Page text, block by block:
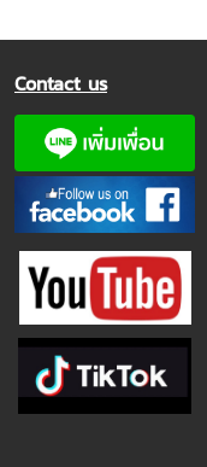
Contact us